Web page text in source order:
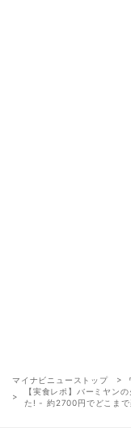
マイナビニューストップ
【実食レポ】バーミヤン
た! - 約2700円でどこまで